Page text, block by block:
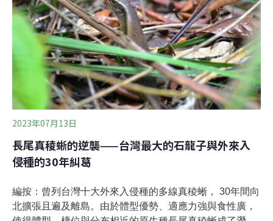
海鷗的食性，我們能知道更多牠們的行為、在生態系的角
色，以及在這個變動世界中面臨的壓力。」全球暖化導致
海洋變化、人類過度捕撈造成食物減少、禽流感蔓延等，
正威脅海鷗生存。英國海鷗的數量正在下降
2023年07月13日
長尾真稜蜥的逆襲——台灣最大的石龍子與外來入
侵種的30年糾葛
編按：曾列台灣十大外來入侵種的多線真稜蜥， 30年間向
北擴張且遍及離島。由於體型優勢、適應力強與食性廣，